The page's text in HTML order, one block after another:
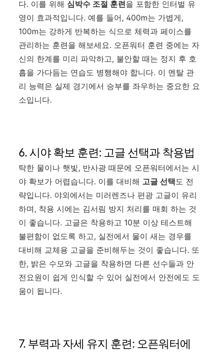
다. 이를 위해 심박수 조절 훈련을 포함한 인터벌 유
영이 효과적입니다. 예를 들어, 400m는 가볍게,
100m는 강하게 반복하는 식으로 체력과 페이스를
관리하는 훈련을 해보세요. 오픈워터 훈련 중에는 자
신의 한계를 미리 파악하고, 불안할 때는 정지 후 호
흡을 가다듬는 연습도 병행해야 합니다. 이 멘탈 관
리 능력은 실제 경기에서 승부를 좌우하는 중요한 요
소입니다.
6. 시야 확보 훈련: 고글 선택과 착용법
탁한 물이나 햇빛, 반사광 때문에 오픈워터에서는 시
야 확보가 어렵습니다. 이를 대비해 고글 선택도 전
략입니다. 야외에서는 미러렌즈나 편광 고글이 유리
하며, 착용 시에는 김서림 방지 처리를 매회 하는 것
이 좋습니다. 고글은 착용하고 10분 이상 테스트해
불편함이 없도록 하고, 실전에서 물이 새는 경우를
대비해 교체용 고글을 준비해두는 것이 좋습니다. 또
한, 밝은 수모와 고글을 착용하면 다른 선수들과 안
전요원이 쉽게 인식할 수 있어 실전에서 안전에도 도
움이 됩니다.
7. 부력과 자세 유지 훈련: 오픈워터에